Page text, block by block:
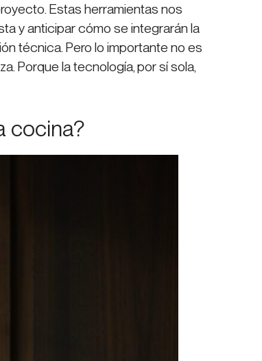
Estas herramientas nos
y anticipar cómo se integrarán la
técnica. Pero lo importante no es
Porque la tecnología, por sí sola,
cocina?